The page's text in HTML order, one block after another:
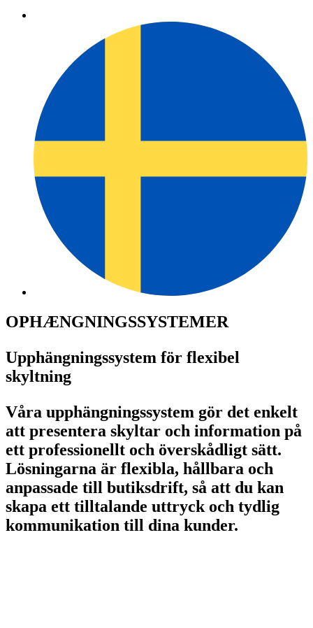
OPHÆNGNINGSSYSTEMER
Upphängningssystem för flexibel
skyltning
Våra upphängningssystem gör det enkelt
att presentera skyltar och information på
ett professionellt och överskådligt sätt.
Lösningarna är flexibla, hållbara och
anpassade till butiksdrift, så att du kan
skapa ett tilltalande uttryck och tydlig
kommunikation till dina kunder.